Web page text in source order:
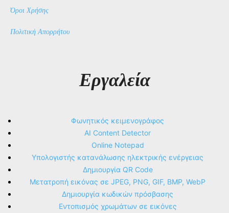
Όροι Χρήσης
Πολιτική Απορρήτου
Εργαλεία
Φωνητικός κειμενογράφος
AI Content Detector
Online Notepad
Υπολογιστής κατανάλωσης ηλεκτρικής ενέργειας
Δημιουργία QR Code
Μετατροπή εικόνας σε JPEG, PNG, GIF, BMP, WebP
Δημιουργία κωδικών πρόσβασης
Εντοπισμός χρωμάτων σε εικόνες